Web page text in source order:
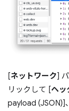
[ネットワーク]
リックして [ヘッ
payload